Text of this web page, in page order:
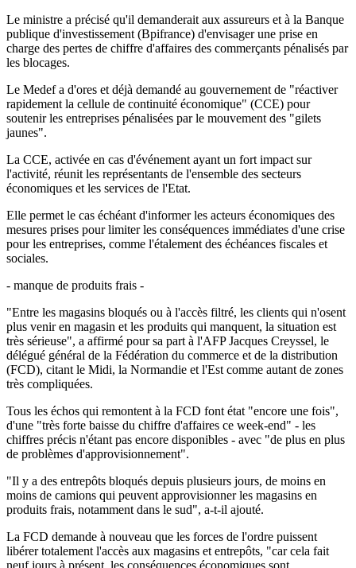
Le ministre a précisé qu'il demanderait aux assureurs et à la Banque
publique d'investissement (Bpifrance) d'envisager une prise en
charge des pertes de chiffre d'affaires des commerçants pénalisés par
les blocages.
Le Medef a d'ores et déjà demandé au gouvernement de "réactiver
rapidement la cellule de continuité économique" (CCE) pour
soutenir les entreprises pénalisées par le mouvement des "gilets
jaunes".
La CCE, activée en cas d'événement ayant un fort impact sur
l'activité, réunit les représentants de l'ensemble des secteurs
économiques et les services de l'Etat.
Elle permet le cas échéant d'informer les acteurs économiques des
mesures prises pour limiter les conséquences immédiates d'une crise
pour les entreprises, comme l'étalement des échéances fiscales et
sociales.
- manque de produits frais -
"Entre les magasins bloqués ou à l'accès filtré, les clients qui n'osent
plus venir en magasin et les produits qui manquent, la situation est
très sérieuse", a affirmé pour sa part à l'AFP Jacques Creyssel, le
délégué général de la Fédération du commerce et de la distribution
(FCD), citant le Midi, la Normandie et l'Est comme autant de zones
très compliquées.
Tous les échos qui remontent à la FCD font état "encore une fois",
d'une "très forte baisse du chiffre d'affaires ce week-end" - les
chiffres précis n'étant pas encore disponibles - avec "de plus en plus
de problèmes d'approvisionnement".
"Il y a des entrepôts bloqués depuis plusieurs jours, de moins en
moins de camions qui peuvent approvisionner les magasins en
produits frais, notamment dans le sud", a-t-il ajouté.
La FCD demande à nouveau que les forces de l'ordre puissent
libérer totalement l'accès aux magasins et entrepôts, "car cela fait
neuf jours à présent, les conséquences économiques sont